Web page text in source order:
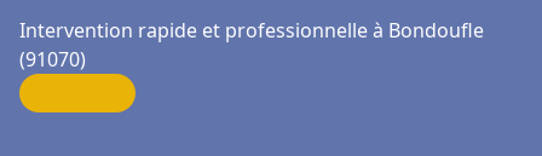
Intervention rapide et professionnelle à Bondoufle
(91070)